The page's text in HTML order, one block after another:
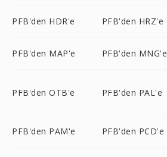
PFB'den HDR'e PFB'den HRZ'e
PFB'den MAP'e PFB'den MNG'e
PFB'den OTB'e PFB'den PAL'e
PFB'den PAM'e PFB'den PCD'e